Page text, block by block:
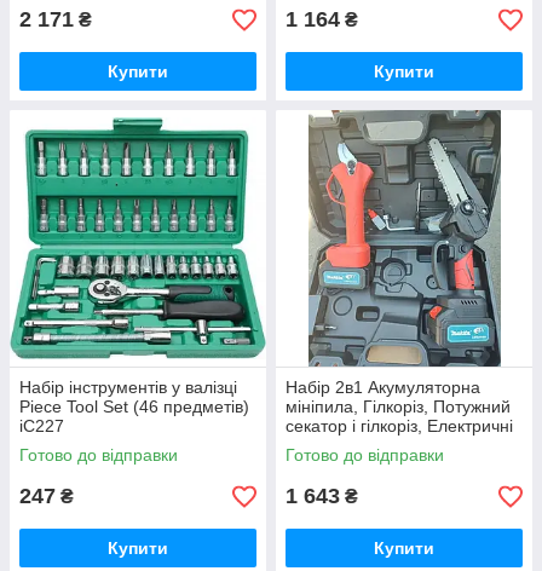
2 171 ₴
Купити
1 164 ₴
Купити
Набір інструментів у валізці
Piece Tool Set (46 предметів)
iC227
Готово до відправки
247 ₴
Купити
Набір 2в1 Акумуляторна
мініпила, Гілкоріз, Потужний
секатор і гілкоріз, Електричні
ножиці. iC227
Готово до відправки
1 643 ₴
Купити